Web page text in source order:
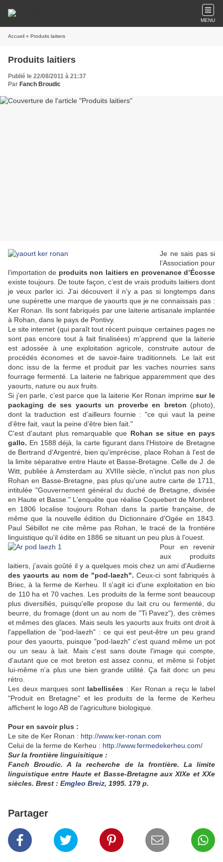
MENU
Accueil » Produits laitiers
Produits laitiers
Publié le 22/08/2011 à 21:37
Par Fanch Broudic
Je ne sais pas si
l’Association pour
l’importation de produits non laitiers en provenance d’Écosse
existe toujours. De toute façon, c’est de vrais produits laitiers dont
je veux parler ici. J’ai découvert il n’y a pas si longtemps dans
une supérette une marque de yaourts que je ne connaissais pas :
Ker Ronan. Ils sont fabriqués par une laiterie artisanale implantée
à Rohan, dans le pays de Pontivy.
Le site internet (qui paraît tout récent puisque certaines pages ne
sont pas encore tout à fait finalisées) m’apprend que la laiterie
est adossée à une exploitation agricole, construite autour de
procédés économes et de savoir-faire traditionnels. Le lait est
donc issu de la ferme et produit par les vaches nourries sans
fourrage fermenté. La laiterie ne fabrique apparemment que des
yaourts, nature ou aux fruits.
Si j’en parle, c’est parce que la laiterie Ker Ronan imprimesur le
packaging de ses yaourts un proverbe en breton (photo),
dont la traduction est d’ailleurs fournie : "ce qui vaut la peine
d’être fait, vaut la peine d’être bien fait."
C'est d'autant plus remarquable que Rohan se situe en pays
gallo. En 1588 déjà, la carte figurant dans l'Histoire de Bretagne
de Bertrand d'Argentré, bien qu'imprécise, place Rohan à l'est de
la limite séparative entre Haute et Basse-Bretagne. Celle de J. de
Witt, publiée à Amsterdam au XVIIIe siècle, n'inclut pas non plus
Rohan en Basse-Bretagne, pas plus qu'une autre carte de 1711,
intitulée "Gouvernement général du duché de Bretagne, divisée
en Haute et Basse." L'enquête que réalise Coquebert de Monbret
en 1806 localise toujours Rohan dans la partie française, de
même que la nouvelle édition du Dictionnaire d'Ogée en 1843.
Paul Sébillot ne cite même pas Rohan, le tracé de la frontière
linguistique qu'il édite en 1886 se situant un peu plus à l'ouest.
Pour en revenir
aux produits
laitiers, j'avais goûté il y a quelques mois chez un ami d'Audierne
des yaourts au nom de "pod-laezh". Ceux-ci sont fabriqués à
Briec, à la ferme de Kerheu. Il s'agit ici d'une exploitation en bio
de 110 ha et 70 vaches. Les produits de la ferme sont beaucoup
plus diversifiés, puisqu'elle propose du lait cru ou fermenté, du
beurre, du fromage (dont un au nom de "Ti Pavez"), des crèmes
et mêmes des glaces. Mais seuls les yaourts aux fruits ont droit à
l'appellation de "pod-laezh" : ce qui est peut-être un peu grand
pour des yaourts, puisque "pod-laezh" c'est quand même un pot
ou un seau à lait. Mais c'est sans doute l'image qui compte,
d'autant que ce mot breton est assez connu, et même si l'objet
lui-même n'a plus une bien grande utilité. Ça fait donc un peu
rétro.
Les deux marques sontlabellisées : Ker Ronan a reçu le label
"Produit en Bretagne" et les produits de la ferme de Kerheu
affichent le logo AB de l'agriculture biologique.
Pour en savoir plus :
Le site de Ker Ronan : http://www.ker-ronan.com
Celui de la ferme de Kerheu : http://www.fermedekerheu.com/
Sur la frontière linguisitique :
Fanch Broudic. A la recherche de la frontière. La limite
linguistique entre Haute et Basse-Bretagne aux XIXe et XXe
siècles. Brest : Emgleo Breiz, 1995. 179 p.
Partager